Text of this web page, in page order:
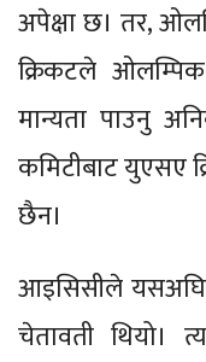
अपेक्षा छ। तर,
क्रिकटले
मान्यता पाउनु
कमिटीबाट युएसए
छैन।
आइसिसीले यसअघि
चेतावती थियो।